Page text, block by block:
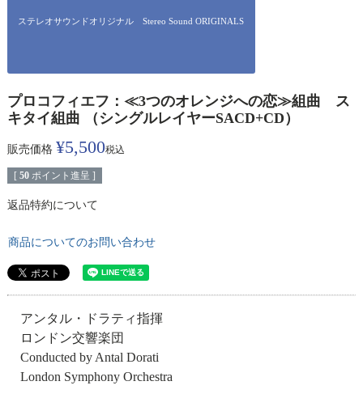
ステレオサウンドオリジナル Stereo Sound ORIGINALS
プロコフィエフ：≪3つのオレンジへの恋≫組曲 ス
キタイ組曲 （シングルレイヤーSACD+CD）
販売価格 ¥5,500税込
[ 50 ポイント進呈 ]
返品特約について
商品についてのお問い合わせ
アンタル・ドラティ指揮
ロンドン交響楽団
Conducted by Antal Dorati
London Symphony Orchestra